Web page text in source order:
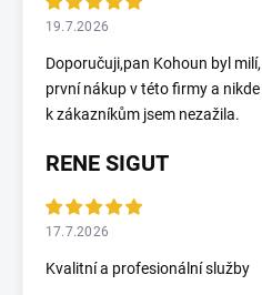
19.7.2026
Doporučuji,pan Kohoun byl
první nákup v této firmy a
k zákazníkům jsem nezažila.
RENE SIGUT
17.7.2026
Kvalitní a profesionální služby